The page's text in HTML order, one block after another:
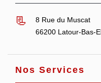
8 Rue du Muscat
66200 Latour-Bas-
Nos Services